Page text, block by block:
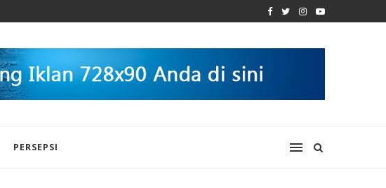
PERSEPSI